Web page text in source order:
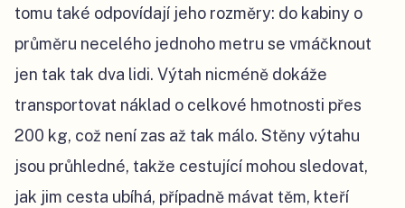
tomu také odpovídají jeho rozměry: do kabiny o
průměru necelého jednoho metru se vmáčknout
jen tak tak dva lidi. Výtah nicméně dokáže
transportovat náklad o celkové hmotnosti přes
200 kg, což není zas až tak málo. Stěny výtahu
jsou průhledné, takže cestující mohou sledovat,
jak jim cesta ubíhá, případně mávat těm, kteří